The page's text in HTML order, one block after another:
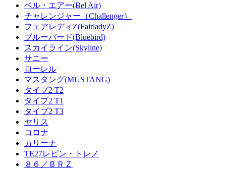
ベル・エアー(Bel Air)
チャレンジャー（Challenger）
フェアレディZ(FairladyZ)
ブルーバード(Bluebird)
スカイライン(Skyline)
サニー
ローレル
マスタング(MUSTANG)
タイプ2 T2
タイプ2 T1
タイプ2 T3
ヤリス
コロナ
カリーナ
TE27レビン・トレノ
８６／ＢＲＺ